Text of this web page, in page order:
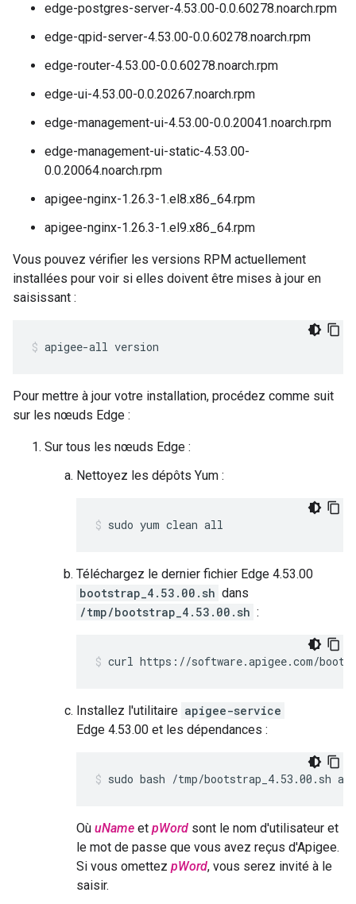
edge-postgres-server-4.53.00-0.0.60278.noarch.rpm
edge-qpid-server-4.53.00-0.0.60278.noarch.rpm
edge-router-4.53.00-0.0.60278.noarch.rpm
edge-ui-4.53.00-0.0.20267.noarch.rpm
edge-management-ui-4.53.00-0.0.20041.noarch.rpm
edge-management-ui-static-4.53.00-
0.0.20064.noarch.rpm
apigee-nginx-1.26.3-1.el8.x86_64.rpm
apigee-nginx-1.26.3-1.el9.x86_64.rpm
Vous pouvez vérifier les versions RPM actuellement
installées pour voir si elles doivent être mises à jour en
saisissant :
apigee-all version
Pour mettre à jour votre installation, procédez comme suit
sur les nœuds Edge :
Sur tous les nœuds Edge :
Nettoyez les dépôts Yum :
sudo yum clean all
Téléchargez le dernier fichier Edge 4.53.00
bootstrap_4.53.00.sh dans
/tmp/bootstrap_4.53.00.sh :
curl https://software.apigee.com/
Installez l'utilitaire apigee-service
Edge 4.53.00 et les dépendances :
sudo bash /tmp/bootstrap_4.53.00.sh
Où uName et pWord sont le nom d'utilisateur et
le mot de passe que vous avez reçus d'Apigee.
Si vous omettez pWord, vous serez invité à le
saisir.